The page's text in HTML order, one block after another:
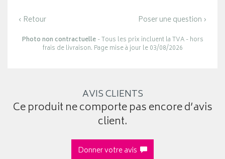
‹ Retour Poser une question ›
Photo non contractuelle- Tous les prix incluent la TVA - hors
frais de livraison. Page mise à jour le 03/08/2026
AVIS CLIENTS
Ce produit ne comporte pas encore d’avis
client.
Donner votre avis